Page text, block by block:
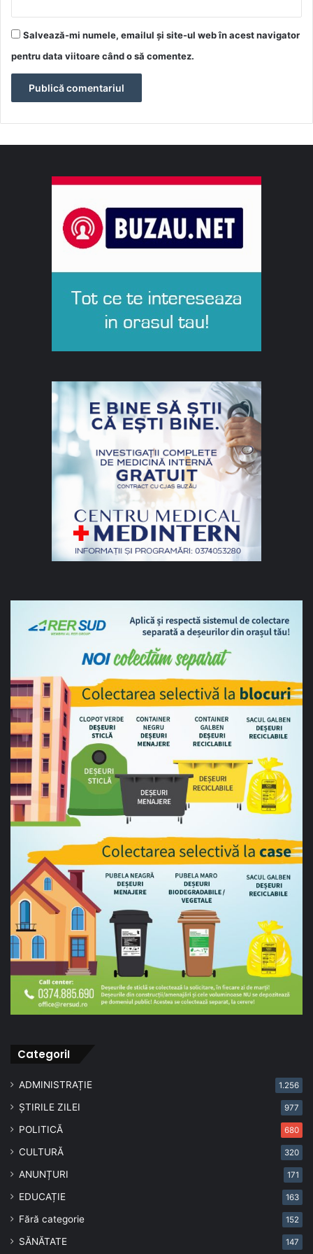
Salvează-mi numele, emailul și site-ul web în acest navigator
pentru data viitoare când o să comentez.
CategoriI
ADMINISTRAȚIE 1.256
ȘTIRILE ZILEI 977
POLITICĂ 680
CULTURĂ 320
ANUNȚURI 171
EDUCAȚIE 163
Fără categorie 152
SĂNĂTATE 147